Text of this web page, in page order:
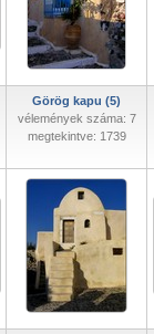
Görög kapu (5)
vélemények száma: 7
megtekintve: 1739